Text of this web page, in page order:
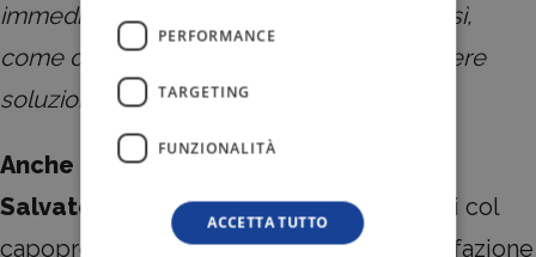
immediata fattibilità, testimoniando, altresì,
come dalla fattiva sinergia possano nascere
soluzioni utili»
Anche il vicepresidente di SISPI, Avv.
Salvatore Seminara,complimentandosi col
capoprogetto aziendale, esprime soddisfazione
PERFORMANCE
TARGETING
FUNZIONALITÀ
ACCETTA TUTTO